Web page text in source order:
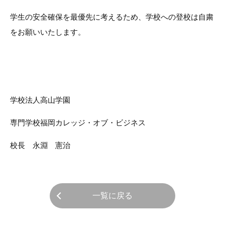
学生の安全確保を最優先に考えるため、学校への登校は自粛
をお願いいたします。
学校法人高山学園
専門学校福岡カレッジ・オブ・ビジネス
校長 永淵 憲治
一覧に戻る